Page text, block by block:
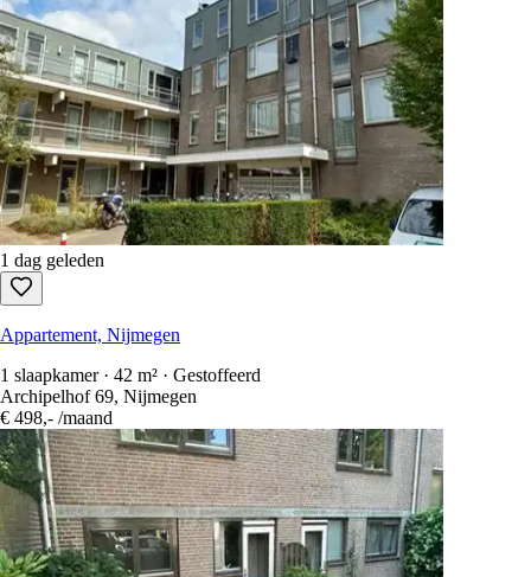
1 dag geleden
Appartement, Nijmegen
1 slaapkamer · 42 m² · Gestoffeerd
Archipelhof 69, Nijmegen
€ 498,- /maand